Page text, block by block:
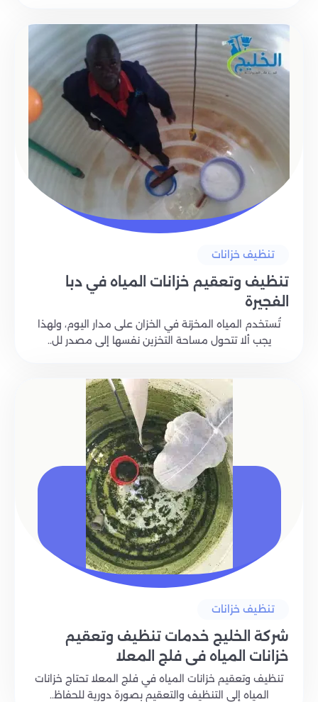
تنظيف خزانات
تنظيف وتعقيم خزانات المياه في دبا
الفجيرة
تُستخدم المياه المخزنة في الخزان على مدار اليوم، ولهذا
يجب ألا تتحول مساحة التخزين نفسها إلى مصدر لل..
تنظيف خزانات
شركة الخليج خدمات تنظيف وتعقيم
خزانات المياه في فلج المعلا
تنظيف وتعقيم خزانات المياه في فلج المعلا تحتاج خزانات
المياه إلى التنظيف والتعقيم بصورة دورية للحفاظ..